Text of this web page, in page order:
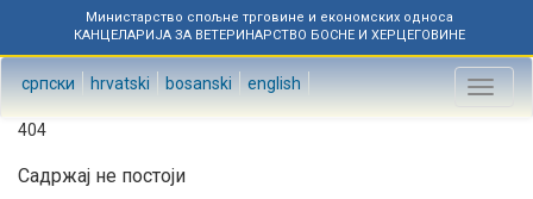
Министарство спољне трговине и економских односа
КАНЦЕЛАРИЈА ЗА ВЕТЕРИНАРСТВО БОСНЕ И ХЕРЦЕГОВИНЕ
српски hrvatski bosanski english
Toggle
404
Садржај не постоји